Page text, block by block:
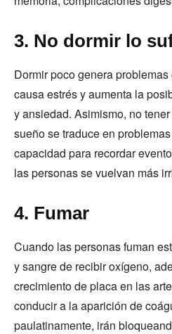
3. No dormir lo
Dormir poco genera
causa estrés y aumenta la
y ansiedad. Asimismo, no
sueño se traduce en
capacidad para recordar
las personas se vuelvan más
4. Fumar
Cuando las personas fuman
y sangre de recibir oxígeno,
crecimiento de placa en las
conducir a la aparición de
paulatinamente, irán